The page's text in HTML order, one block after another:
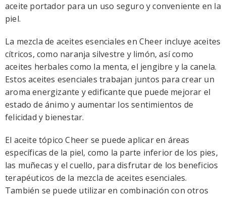
aceite portador para un uso seguro y conveniente en la
piel.
La mezcla de aceites esenciales en Cheer incluye aceites
cítricos, como naranja silvestre y limón, así como
aceites herbales como la menta, el jengibre y la canela.
Estos aceites esenciales trabajan juntos para crear un
aroma energizante y edificante que puede mejorar el
estado de ánimo y aumentar los sentimientos de
felicidad y bienestar.
El aceite tópico Cheer se puede aplicar en áreas
específicas de la piel, como la parte inferior de los pies,
las muñecas y el cuello, para disfrutar de los beneficios
terapéuticos de la mezcla de aceites esenciales.
También se puede utilizar en combinación con otros